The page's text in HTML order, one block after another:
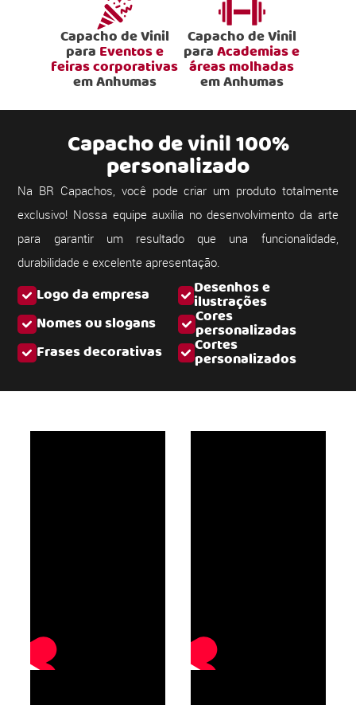
Capacho de Vinil
para Eventos e
feiras corporativas
em Anhumas
Capacho de Vinil
paraAcademias e
áreas molhadas
em Anhumas
Logo da empresa Desenhos e
ilustrações
Nomes ou slogans
Cores
personalizadas
Frases decorativas
Cortes
personalizados
Capacho de vinil 100%
personalizado
Na BR Capachos, você pode criar um produto totalmente
exclusivo! Nossa equipe auxilia no desenvolvimento da arte
para garantir um resultado que una funcionalidade,
durabilidade e excelente apresentação.